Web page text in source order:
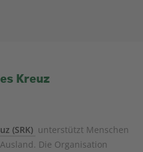
Kreuz
(SRK) unterstützt Menschen
Die Organisation